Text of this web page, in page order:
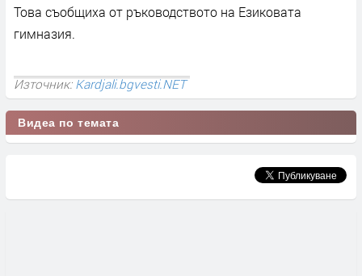
Това съобщиха от ръководството на Езиковата
гимназия.
Източник:Kardjali.bgvesti.NET
Видеа по темата